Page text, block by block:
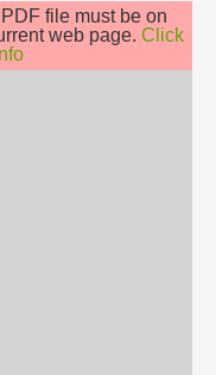
file must be on
web page. Click